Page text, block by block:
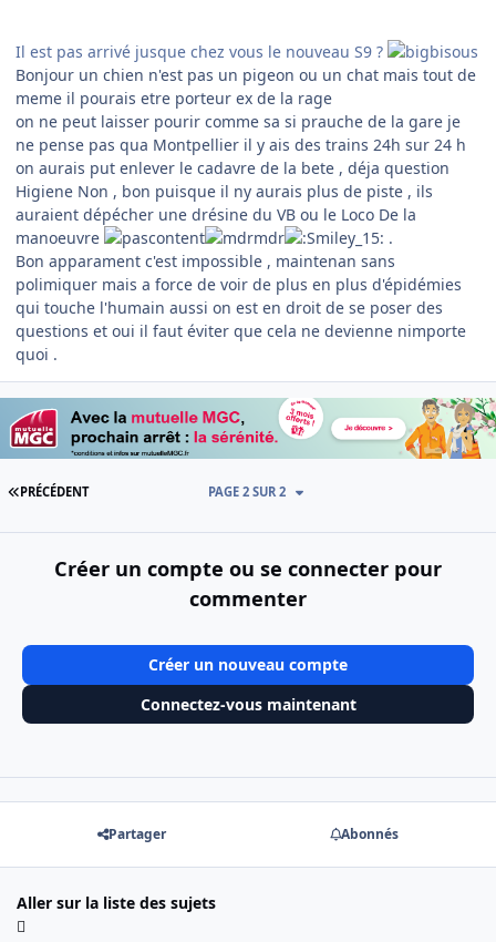
Il est pas arrivé jusque chez vous le nouveau S9 ?
Bonjour un chien n'est pas un pigeon ou un chat mais tout de
meme il pourais etre porteur ex de la rage
on ne peut laisser pourir comme sa si prauche de la gare je
ne pense pas qua Montpellier il y ais des trains 24h sur 24 h
on aurais put enlever le cadavre de la bete , déja question
Higiene Non , bon puisque il ny aurais plus de piste , ils
auraient dépécher une drésine du VB ou le Loco De la
manoeuvre
.
Bon apparament c'est impossible , maintenan sans
polimiquer mais a force de voir de plus en plus d'épidémies
qui touche l'humain aussi on est en droit de se poser des
questions et oui il faut éviter que cela ne devienne nimporte
quoi .
PREMIÈRE PAGE
PRÉCÉDENT PAGE 2 SUR 2
Créer un compte ou se connecter pour
commenter
Créer un nouveau compte
Connectez-vous maintenant
Partager Abonnés
Aller sur la liste des sujets